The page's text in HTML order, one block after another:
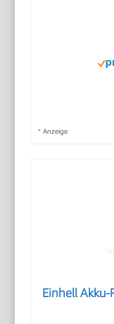
* Anzeige
Einhell Akku-